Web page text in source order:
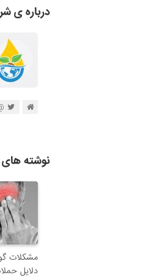
درباره ی
نوشته
مشکلات
دلایل